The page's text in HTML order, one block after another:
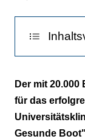
Toben
Der mit
für das
Gesunde